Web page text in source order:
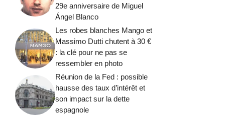
29e anniversaire de Miguel
Ángel Blanco
Les robes blanches Mango et
Massimo Dutti chutent à 30 €
: la clé pour ne pas se
ressembler en photo
Réunion de la Fed : possible
hausse des taux d’intérêt et
son impact sur la dette
espagnole